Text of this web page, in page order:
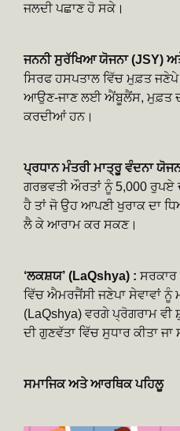
ਜਲਦੀ ਪਛਾਣ ਹੋ ਸਕੇ।
ਜਨਨੀ ਸੁਰੱਖਿਆ ਯੋਜਨਾ (JSY)
ਸਿਰਫ ਹਸਪਤਾਲ ਵਿੱਚ ਮੁਫ਼ਤ
ਆਉਣ-ਜਾਣ ਲਈ ਐਂਬੂਲੈਂਸ, ਮੁਫ਼ਤ
ਕਰਦੀਆਂ ਹਨ।
ਪ੍ਰਧਾਨ ਮੰਤਰੀ ਮਾਤ੍ਰੂ ਵੰਦਨਾ
ਗਰਭਵਤੀ ਔਰਤਾਂ ਨੂੰ 5,000 ਰੁਪਏ
ਹੈ ਤਾਂ ਜੋ ਉਹ ਆਪਣੀ ਖੁਰਾਕ ਦਾ
ਲੈ ਕੇ ਆਰਾਮ ਕਰ ਸਕਣ।
‘ਲਕਸ਼ਯ’ (LaQshya) : ਸਰਕਾਰ
ਵਿੱਚ ਐਮਰਜੈਂਸੀ ਜਣੇਪਾ ਸੇਵਾਵਾਂ
(LaQshya) ਵਰਗੇ ਪ੍ਰੋਗਰਾਮ ਵੀ
ਦੀ ਗੁਣਵੱਤਾ ਵਿੱਚ ਸੁਧਾਰ ਕੀਤਾ ਜਾ
ਸਮਾਜਿਕ ਅਤੇ ਆਰਥਿਕ ਪਹਿਲੂ